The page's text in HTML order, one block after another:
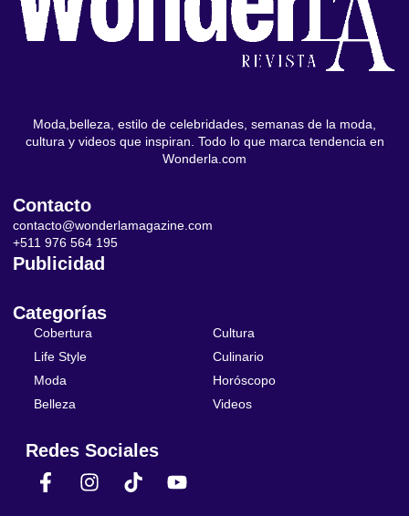
Moda,belleza, estilo de celebridades, semanas de la moda,
cultura y videos que inspiran. Todo lo que marca tendencia en
Wonderla.com
Contacto
contacto@wonderlamagazine.com
+511 976 564 195
Publicidad
Categorías
Cobertura
Life Style
Moda
Belleza
Cultura
Culinario
Horóscopo
Videos
Redes Sociales